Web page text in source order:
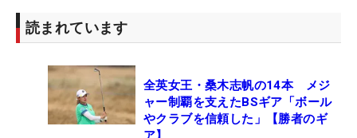
読まれています
全英女王・桑木志帆の14本 メジ
ャー制覇を支えたBSギア「ボール
やクラブを信頼した」【勝者のギ